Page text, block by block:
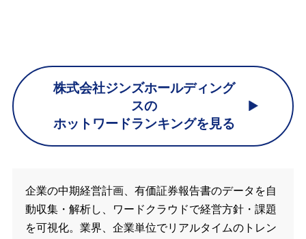
株式会社ジンズホールディング
スの
ホットワードランキングを見る
企業の中期経営計画、有価証券報告書のデータを自
動収集・解析し、ワードクラウドで経営方針・課題
を可視化。業界、企業単位でリアルタイムのトレン